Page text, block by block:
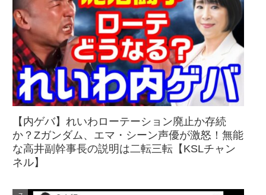
【内ゲバ】れいわローテーション廃止か存続
か？Zガンダム、エマ・シーン声優が激怒！無能
な高井副幹事長の説明は二転三転【KSLチャン
ネル】